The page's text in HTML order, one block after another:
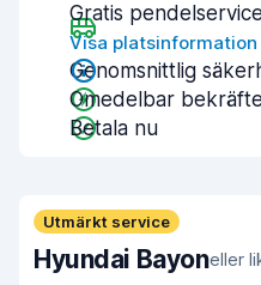
Gratis pendelservice
Visa platsinformation
Genomsnittlig
Omedelbar
Betala nu
Utmärkt service
Hyundai Bayoneller